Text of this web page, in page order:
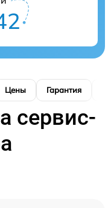
Цены Гарантия
сервис-